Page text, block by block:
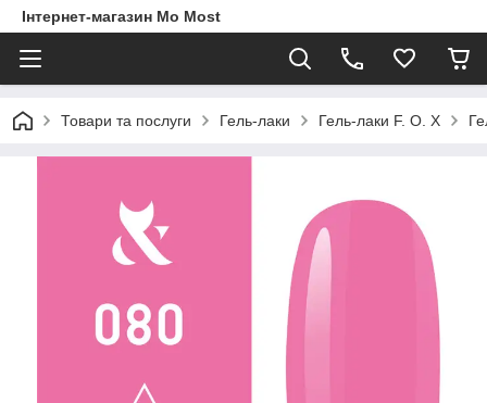
Інтернет-магазин Mo Most
Товари та послуги Гель-лаки Гель-лаки F. O. X